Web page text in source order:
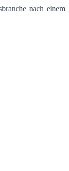
nach einem